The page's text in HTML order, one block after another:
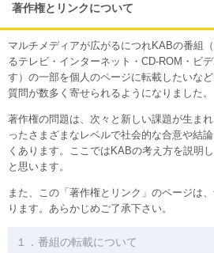
著作権とリンクについて
マルチメディアが広がるにつれKABの番組
るテレビ・インターネット・CD-ROM・ビ
す）の一部を個人のページに転載したいな
質問が数多く寄せられるようになりました。
著作権の問題は、次々と新しい課題が生ま
ったさまざまなレベルで社会的な合意や結
くあります。ここではKABの考え方を説明
と思います。
また、この「著作権とリンク」のページは
ります。あらかじめご了承下さい。
１．番組の転載について